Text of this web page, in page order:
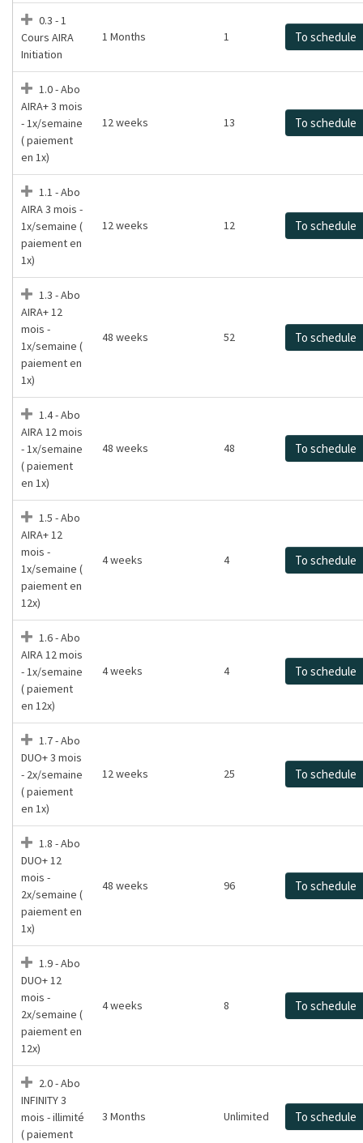
0.3 - 1
Cours AIRA
Initiation
1 Months 1 To schedule
1.0 - Abo
AIRA+ 3 mois
- 1x/semaine
( paiement
en 1x)
12 weeks 13 To schedule
1.1 - Abo
AIRA 3 mois -
1x/semaine (
paiement en
1x)
12 weeks 12 To schedule
1.3 - Abo
AIRA+ 12
mois -
1x/semaine (
paiement en
1x)
48 weeks 52 To schedule
1.4 - Abo
AIRA 12 mois
- 1x/semaine
( paiement
en 1x)
48 weeks 48 To schedule
1.5 - Abo
AIRA+ 12
mois -
1x/semaine (
paiement en
12x)
4 weeks 4 To schedule
1.6 - Abo
AIRA 12 mois
- 1x/semaine
( paiement
en 12x)
4 weeks 4 To schedule
1.7 - Abo
DUO+ 3 mois
- 2x/semaine
( paiement
en 1x)
12 weeks 25 To schedule
1.8 - Abo
DUO+ 12
mois -
2x/semaine (
paiement en
1x)
48 weeks 96 To schedule
1.9 - Abo
DUO+ 12
mois -
2x/semaine (
paiement en
12x)
4 weeks 8 To schedule
2.0 - Abo
INFINITY 3
mois - illimité
( paiement
3 Months Unlimited To schedule